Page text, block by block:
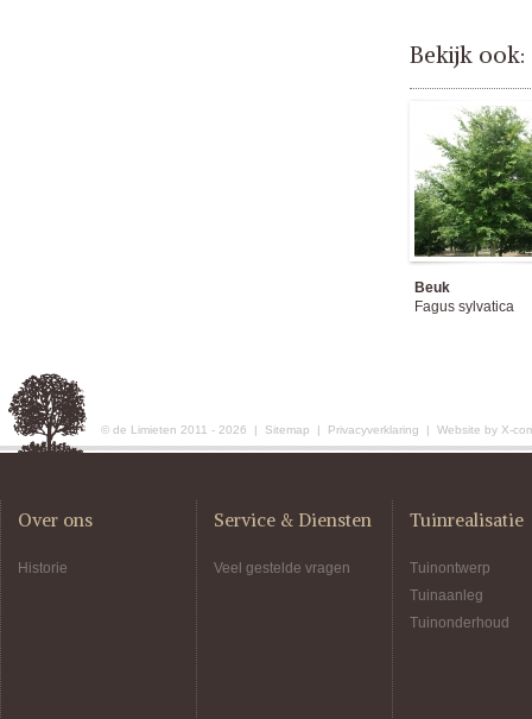
Bekijk ook:
Beuk
Fagus sylvatica
© de Limieten 2011 - 2026 | Sitemap | Privacyverklaring | Website by X-
Over ons
Historie
Service & Diensten
Veel gestelde vragen
Tuinrealisatie
Tuinontwerp
Tuinaanleg
Tuinonderhoud